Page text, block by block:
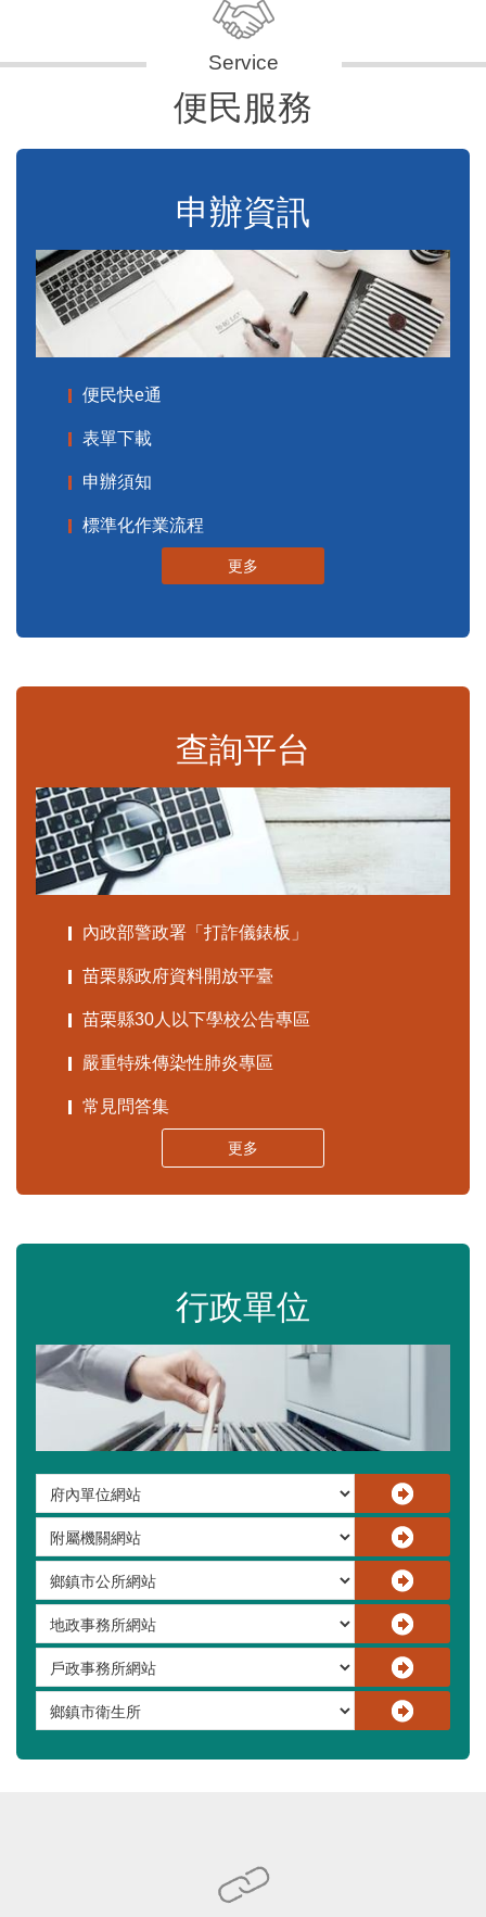
便民服務
申辦資訊
便民快e通
表單下載
申辦須知
標準化作業流程
更多
查詢平台
內政部警政署「打詐儀錶板」
苗栗縣政府資料開放平臺
苗栗縣30人以下學校公告專區
嚴重特殊傳染性肺炎專區
常見問答集
更多
行政單位